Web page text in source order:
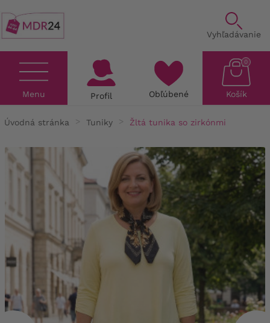
Vyhľadávanie
Menu Profil Obľúbené Košík
0
Úvodná stránka Tuniky Žltá tunika so zirkónmi